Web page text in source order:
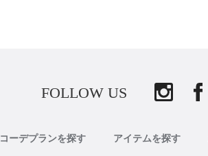
FOLLOW US
コーデプランを探す アイテムを探す